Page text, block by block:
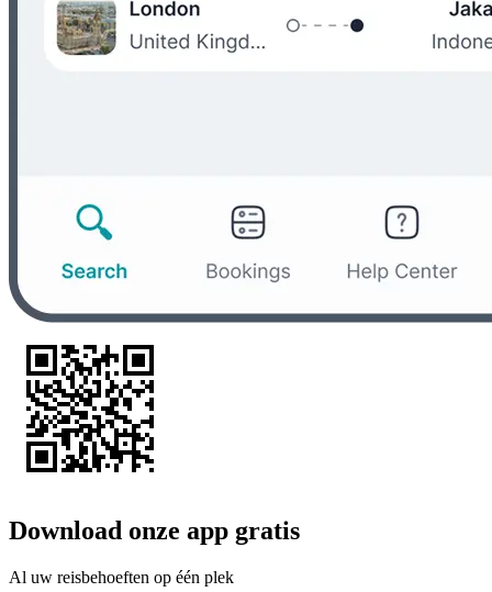
Download onze app gratis
Al uw reisbehoeften op één plek